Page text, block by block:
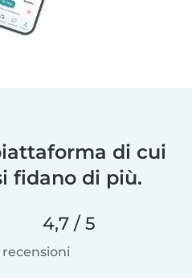
di cui
fidano di più.
4,7 / 5